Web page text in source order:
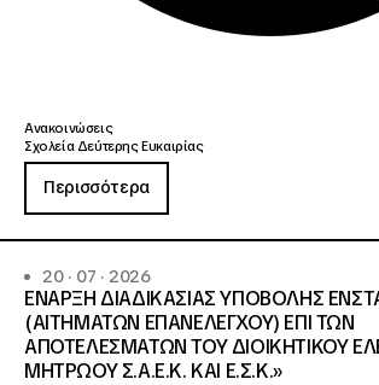
Ανακοινώσεις
Σχολεία Δεύτερης Ευκαιρίας
Περισσότερα
20 · 07 · 2026
ΕΝΑΡΞΗ ΔΙΑΔΙΚΑΣΙΑΣ ΥΠΟΒΟΛΗΣ
(ΑΙΤΗΜΑΤΩΝ ΕΠΑΝΕΛΕΓΧΟΥ) ΕΠΙ ΤΩΝ
ΑΠΟΤΕΛΕΣΜΑΤΩΝ ΤΟΥ ΔΙΟΙΚΗΤΙΚΟΥ
ΜΗΤΡΩΟΥ Σ.Α.Ε.Κ. ΚΑΙ Ε.Σ.Κ.»